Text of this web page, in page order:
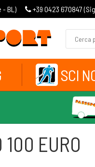
BL ) +39 0423 670847 (
SCI
100 EURO